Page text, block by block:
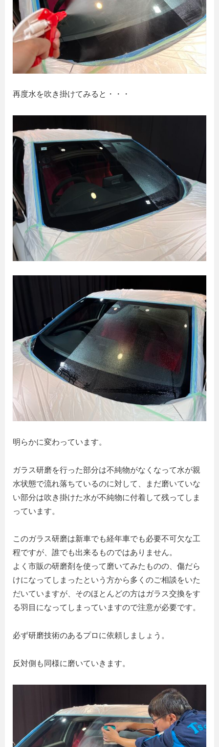
再度水を吹き掛けてみると・・・
明らかに変わっています。
ガラス研磨を行った部分は不純物がなくなって水が親
水状態で流れ落ちているのに対して、まだ磨いていな
い部分は吹き掛けた水が不純物に付着して残ってしま
っています。
このガラス研磨は新車でも経年車でも必要不可欠な工
程ですが、誰でも出来るものではありません。
よく市販の研磨剤を使って磨いてみたものの、傷だら
けになってしまったという方から多くのご相談をいた
だいていますが、そのほとんどの方はガラス交換をす
る羽目になってしまっていますので注意が必要です。
必ず研磨技術のあるプロに依頼しましょう。
反対側も同様に磨いていきます。